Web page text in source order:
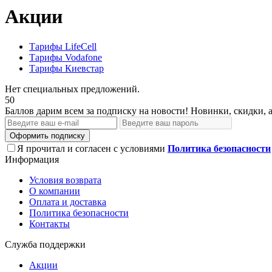
Акции
Тарифы LifeCell
Тарифы Vodafone
Тарифы Киевстар
Нет специальных предложений.
50
Баллов дарим всем за подписку на новости! Новинки, скидки,
Оформить подписку
Я прочитал и согласен с условиями Политика безопасности
Информация
Условия возврата
О компании
Оплата и доставка
Политика безопасности
Контакты
Служба поддержки
Акции